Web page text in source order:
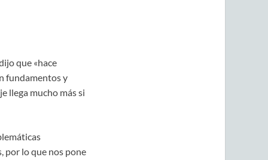
que «hace
fundamentos y
llega mucho más si
por lo que nos pone